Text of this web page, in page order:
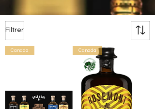
Filtrer
Canada Canada